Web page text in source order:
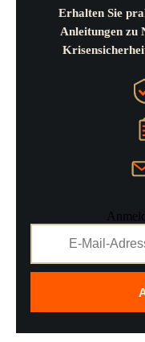
Erhalten Sie
Anleitungen zu